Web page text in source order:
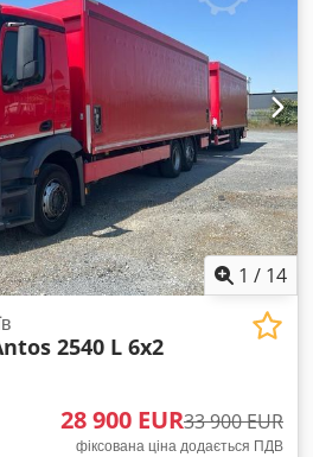
1 / 14
2540 L 6x2
28 900 EUR33 900 EUR
фіксована ціна додається ПДВ